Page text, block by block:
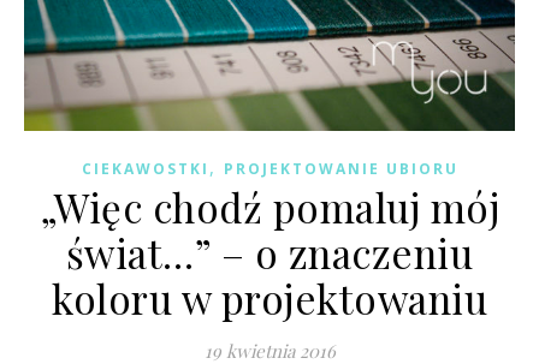
CIEKAWOSTKI , PROJEKTOWANIE UBIORU
„Więc chodź pomaluj mój
świat…” – o znaczeniu
koloru w projektowaniu
19 kwietnia 2016